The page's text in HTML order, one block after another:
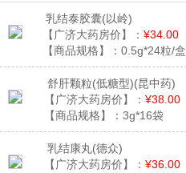
乳结泰胶囊(以岭)
【广济大药房价】： ¥34.00
【商品规格】： 0.5g*24粒/盒
舒肝颗粒(低糖型)(昆中药)
【广济大药房价】： ¥38.00
【商品规格】： 3g*16袋
乳结康丸(德众)
【广济大药房价】： ¥36.00